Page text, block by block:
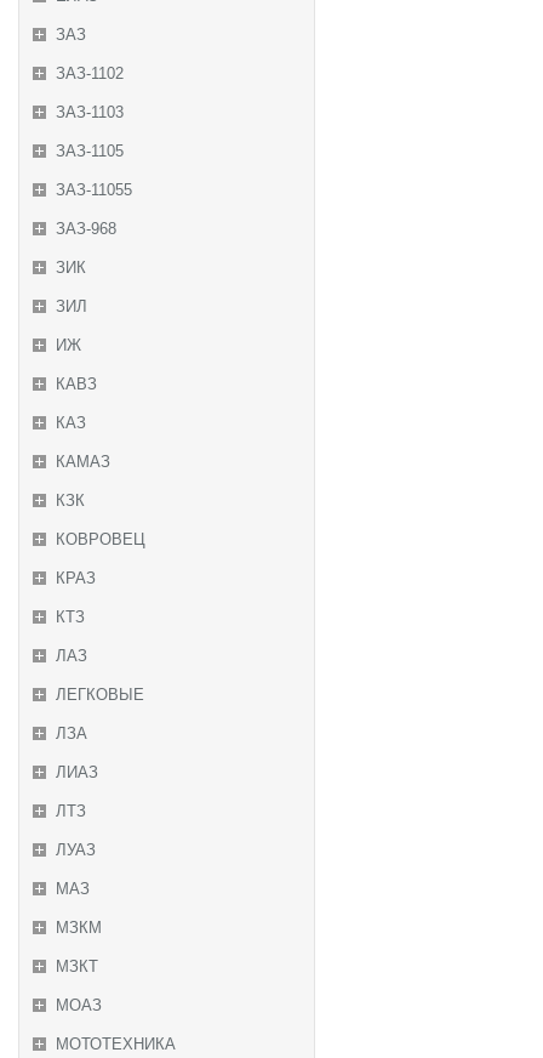
ЗАЗ
ЗАЗ-1102
ЗАЗ-1103
ЗАЗ-1105
ЗАЗ-11055
ЗАЗ-968
ЗИК
ЗИЛ
ИЖ
КАВЗ
КАЗ
КАМАЗ
КЗК
КОВРОВЕЦ
КРАЗ
КТЗ
ЛАЗ
ЛЕГКОВЫЕ
ЛЗА
ЛИАЗ
ЛТЗ
ЛУАЗ
МАЗ
МЗКМ
МЗКТ
МОАЗ
МОТОТЕХНИКА